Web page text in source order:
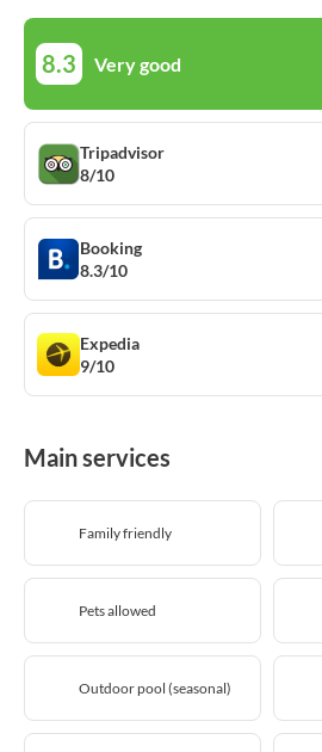
8.3 Very good
Tripadvisor
8/10
Booking
8.3/10
Expedia
9/10
Main services
Family friendly
Pets allowed
Outdoor pool (seasonal)